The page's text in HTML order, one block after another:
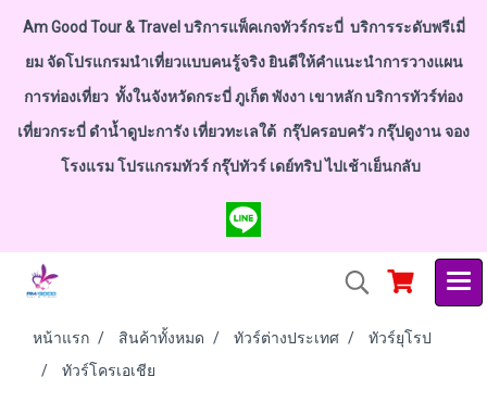
Am Good Tour & Travel บริการแพ็คเกจทัวร์กระบี่ บริการระดับพรีเมี่
ยม จัดโปรแกรมนำเที่ยวแบบคนรู้จริง ยินดีให้คำแนะนำการวางแผน
การท่องเที่ยว ทั้งในจังหวัดกระบี่ ภูเก็ต พังงา เขาหลัก บริการทัวร์ท่อง
เที่ยวกระบี่ ดำน้ำดูปะการัง เที่ยวทะเลใต้ กรุ๊ปครอบครัว กรุ๊ปดูงาน จอง
โรงแรม โปรแกรมทัวร์ กรุ๊ปทัวร์ เดย์ทริป ไปเช้าเย็นกลับ
หน้าแรก สินค้าทั้งหมด ทัวร์ต่างประเทศ
ทัวร์ยุโรป
ทัวร์โครเอเชีย